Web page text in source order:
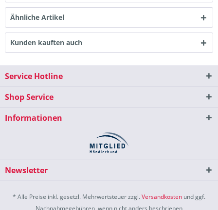
Ähnliche Artikel
Kunden kauften auch
Service Hotline
Shop Service
Informationen
Newsletter
* Alle Preise inkl. gesetzl. Mehrwertsteuer zzgl.Versandkosten und ggf.